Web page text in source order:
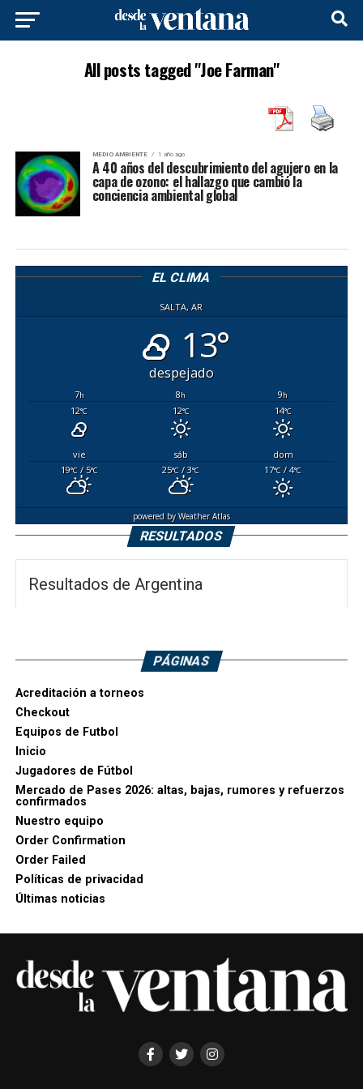
All posts tagged "Joe Farman"
MEDIO AMBIENTE 1 año ago
A 40 años del descubrimiento del agujero en la
capa de ozono: el hallazgo que cambió la
conciencia ambiental global
EL CLIMA
SALTA, AR
13°
despejado
7h 8h 9h
12°C 12°C 14°C
vie sáb
dom
19°C/ 5°C 25°C / 3°C 17°C / 4°C
powered byWeather Atlas
RESULTADOS
Resultados de Argentina
PÁGINAS
Acreditación a torneos
Checkout
Equipos de Futbol
Inicio
Jugadores de Fútbol
Mercado de Pases 2026: altas, bajas, rumores y refuerzos
confirmados
Nuestro equipo
Order Confirmation
Order Failed
Políticas de privacidad
Últimas noticias